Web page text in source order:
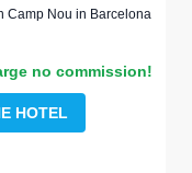
Camp Nou in Barcelona
no commission!
HOTEL